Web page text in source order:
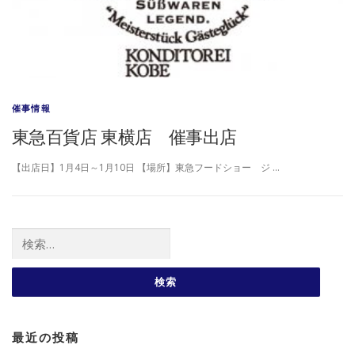
催事情報
東急百貨店 東横店 催事出店
【出店日】1月4日～1月10日 【場所】東急フードショー ジ …
最近の投稿